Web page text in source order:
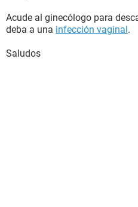
Acude al ginecólogo para
deba a una infección vaginal.
Saludos